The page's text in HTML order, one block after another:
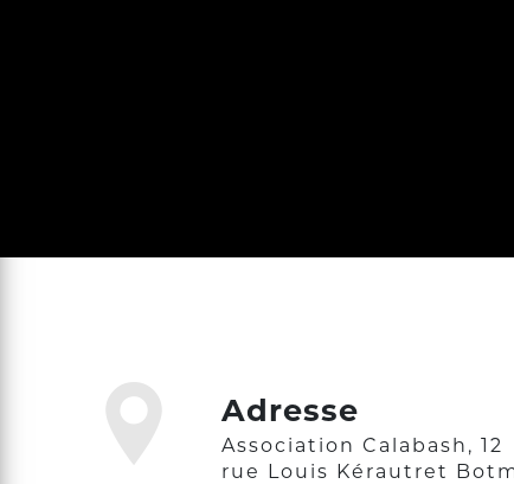
Adresse
Association Calabash, 12
rue Louis Kérautret